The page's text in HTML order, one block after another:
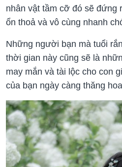
nhân vật tầm cỡ đó sẽ đứng
ổn thoả và vô cùng nhanh
Những người bạn mà tuổi
thời gian này cũng sẽ là
may mắn và tài lộc cho con
của bạn ngày càng thăng